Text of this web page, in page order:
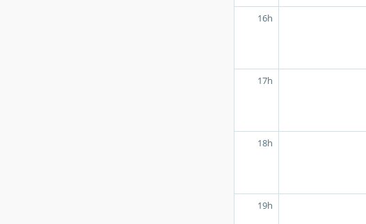
16h
17h
18h
19h